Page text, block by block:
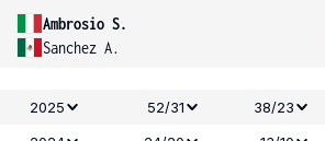
Ambrosio S.
Sanchez A.
2025 52/31 38/23